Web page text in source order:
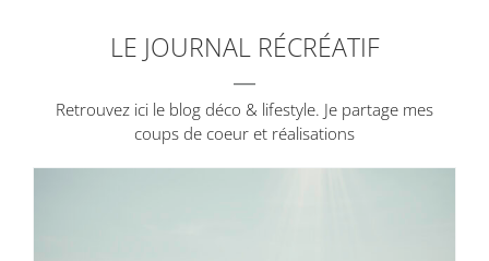
LE JOURNAL RÉCRÉATIF
Retrouvez ici le blog déco & lifestyle. Je partage mes
coups de coeur et réalisations